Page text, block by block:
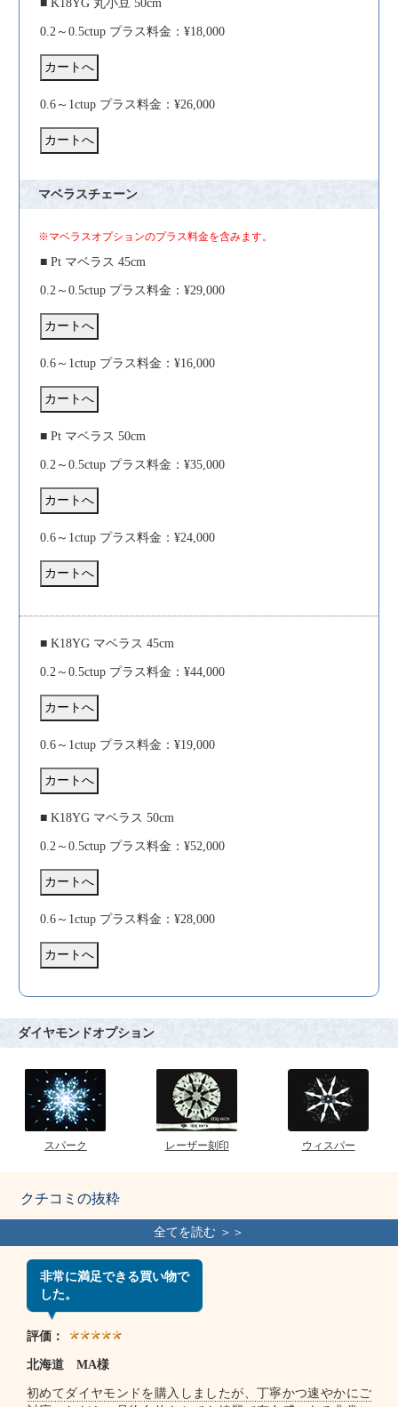
■ K18YG 丸小豆 50cm
0.2～0.5ctup プラス料金：¥18,000
0.6～1ctup プラス料金：¥26,000
マベラスチェーン
※マベラスオプションのプラス料金を含みます。
■ Pt マベラス 45cm
0.2～0.5ctup プラス料金：¥29,000
0.6～1ctup プラス料金：¥16,000
■ Pt マベラス 50cm
0.2～0.5ctup プラス料金：¥35,000
0.6～1ctup プラス料金：¥24,000
■ K18YG マベラス 45cm
0.2～0.5ctup プラス料金：¥44,000
0.6～1ctup プラス料金：¥19,000
■ K18YG マベラス 50cm
0.2～0.5ctup プラス料金：¥52,000
0.6～1ctup プラス料金：¥28,000
ダイヤモンドオプション
スパーク レーザー刻印 ウィスパー
クチコミの抜粋
非常に満足できる買い物で
した。
評価：
北海道 MA様
初めてダイヤモンドを購入しましたが、丁寧かつ速やかにご